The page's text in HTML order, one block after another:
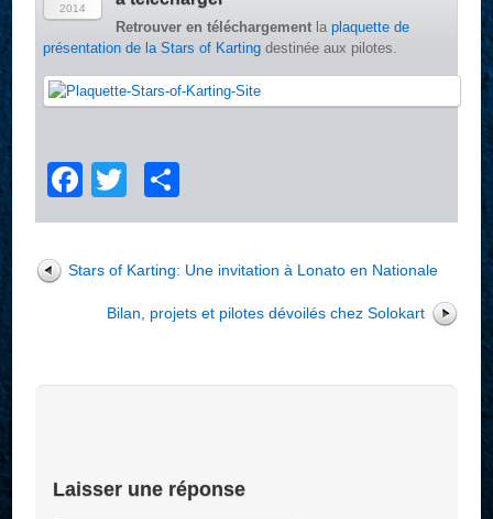
2014
Retrouver en téléchargement laplaquette de
présentation de la Stars of Karting destinée aux pilotes.
Facebook
Twitter
Stars of Karting: Une invitation à Lonato en Nationale
Bilan, projets et pilotes dévoilés chez Solokart
Laisser une réponse